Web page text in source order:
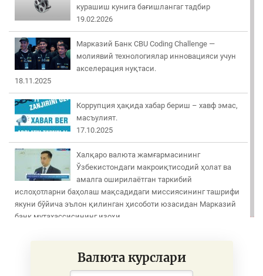
курашиш кунига бағишлангаг тадбир
19.02.2026
Марказий Банк CBU Coding Challenge —
молиявий технологиялар инновацияси учун
акселерация нуқтаси.
18.11.2025
Коррупция ҳақида хабар бериш – хавф эмас,
масъулият.
17.10.2025
Халқаро валюта жамғармасининг
Ўзбекистондаги макроиқтисодий ҳолат ва
амалга оширилаётган таркибий
ислоҳотларни баҳолаш мақсадидаги миссиясининг ташрифи
якуни бўйича эълон қилинган ҳисоботи юзасидан Марказий
банк мутахассисининг изоҳи
Омонатлар ва уларни кафолатлашга оид
барча саволларга бағишланган кўрсатув
Валюта курслари